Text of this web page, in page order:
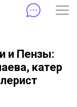
и Пензы:
катер